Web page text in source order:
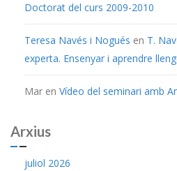
Doctorat del curs 2009-2010
Teresa Navés i Nogués en T.
experta. Ensenyar i aprendre
Mar en Vídeo del seminari amb
Arxius
juliol 2026